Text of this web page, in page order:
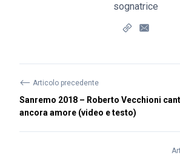
sognatrice
⟵ Articolo precedente
Sanremo 2018 – Roberto Vecchioni
ancora amore (video e testo)